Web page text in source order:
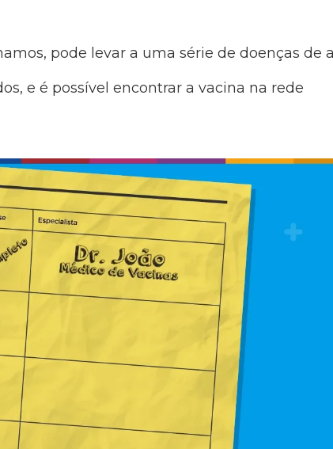
pode levar a uma série de doenças de
e é possível encontrar a vacina na rede